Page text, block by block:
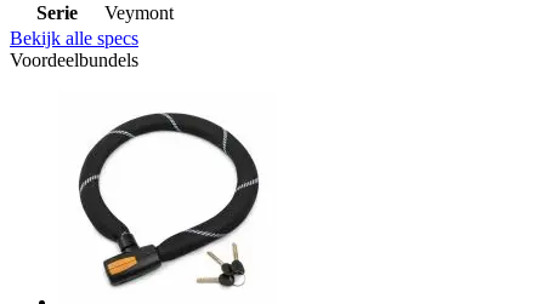
Serie
Veymont
Bekijk alle specs
Voordeelbundels